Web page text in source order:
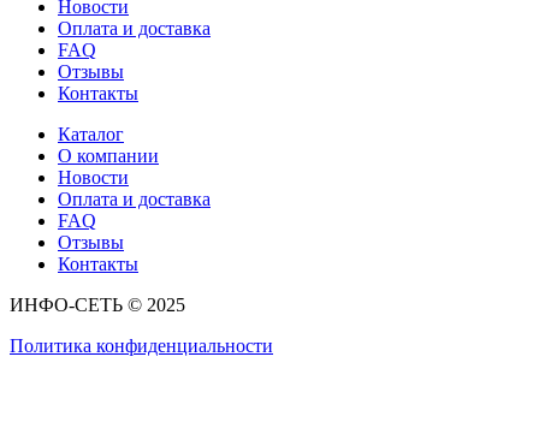
Новости
Оплата и доставка
FAQ
Отзывы
Контакты
Каталог
О компании
Новости
Оплата и доставка
FAQ
Отзывы
Контакты
ИНФО-СЕТЬ © 2025
Политика конфиденциальности